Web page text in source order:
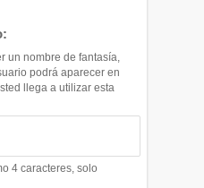
un nombre de fantasía,
podrá aparecer en
llega a utilizar esta
4 caracteres, solo